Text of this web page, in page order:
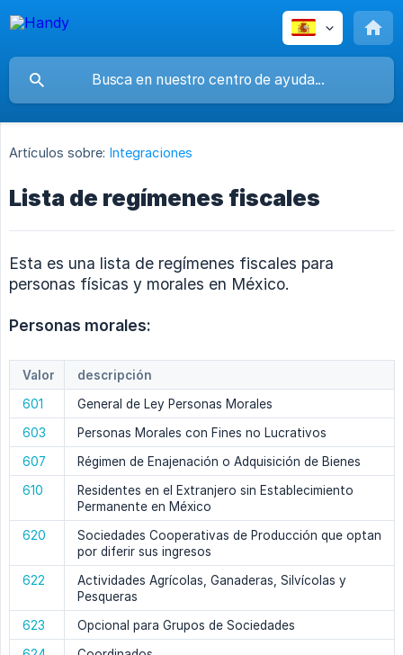
Artículos sobre: Integraciones
Lista de regímenes fiscales
Esta es una lista de regímenes fiscales para
personas físicas y morales en México.
Personas morales:
Valor
descripción
601
General de Ley Personas Morales
603
Personas Morales con Fines no Lucrativos
607
Régimen de Enajenación o Adquisición de Bienes
610
Residentes en el Extranjero sin Establecimiento
Permanente en México
620
Sociedades Cooperativas de Producción que optan
por diferir sus ingresos
622
Actividades Agrícolas, Ganaderas, Silvícolas y
Pesqueras
623
Opcional para Grupos de Sociedades